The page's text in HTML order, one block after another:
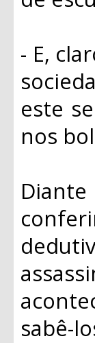
- E,
este
nos
sabê-